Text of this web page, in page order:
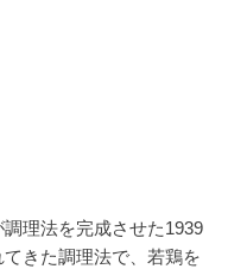
理法を完成させた1939
きた調理法で、若鶏を